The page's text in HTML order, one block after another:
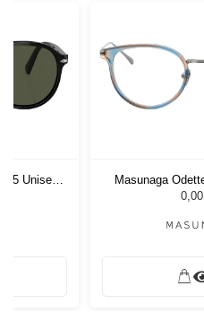
55 Unisex
Masunaga